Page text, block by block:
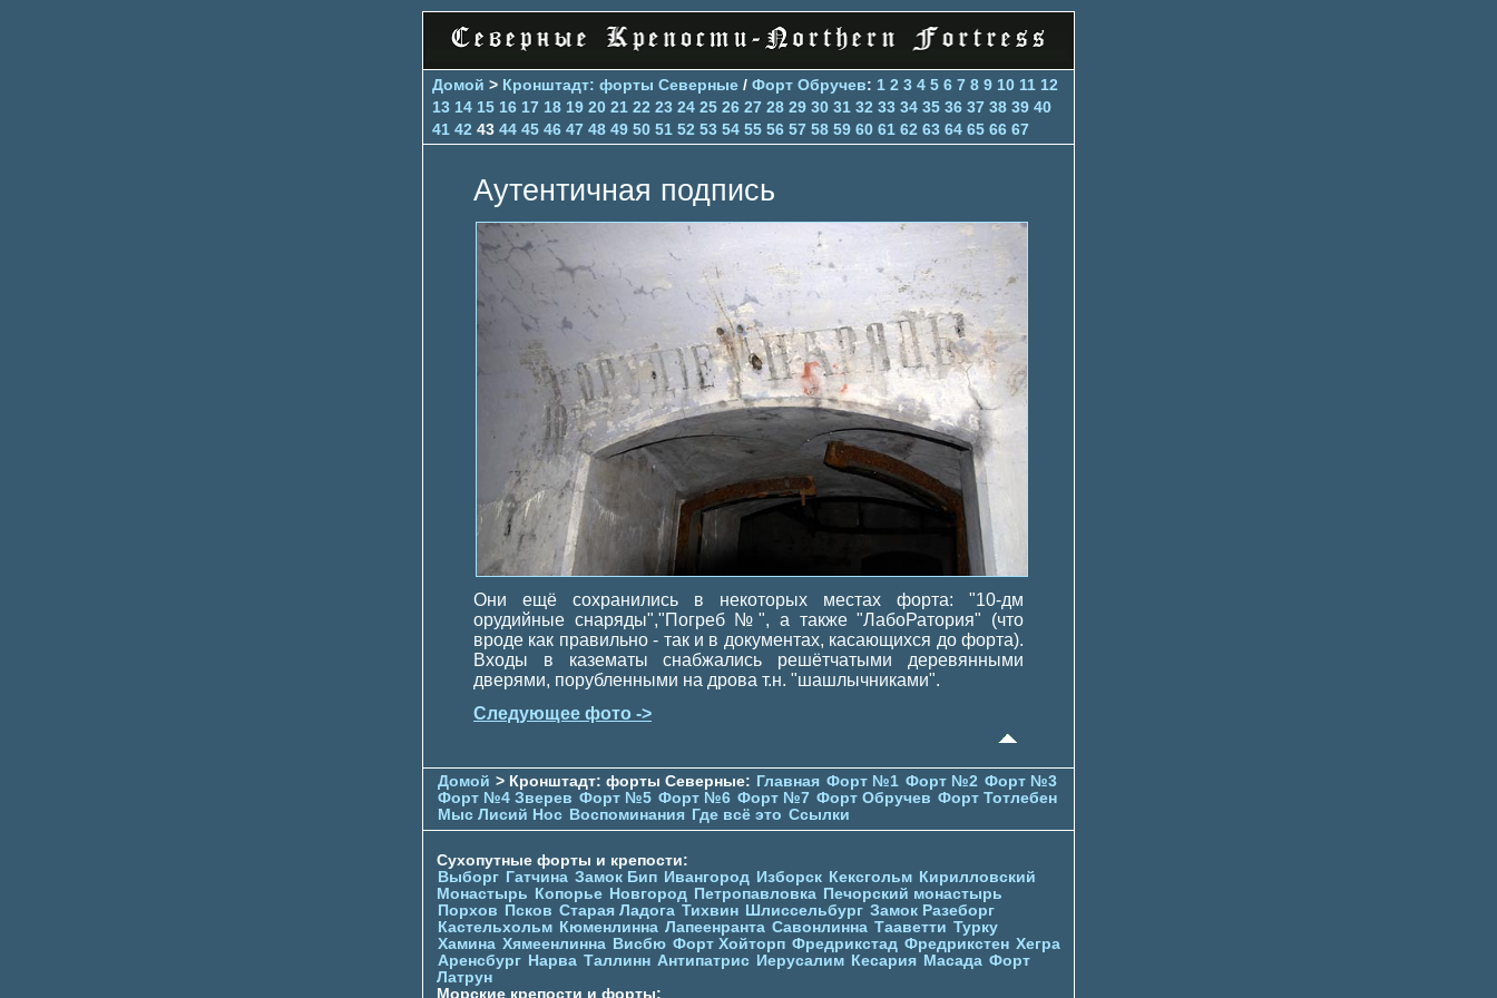
Домой > Кронштадт: форты Северные / Форт Обручев: 1 2 3 4 5 6 7 8 9 10 11 12
13 14 15 16 17 18 19 20 21 22 23 24 25 26 27 28 29 30 31 32 33 34 35 36 37 38 39 40
41 42 43 44 45 46 47 48 49 50 51 52 53 54 55 56 57 58 59 60 61 62 63 64 65 66 67
Аутентичная подпись
Они ещё сохранились в некоторых местах форта: "10-дм
орудийные снаряды","Погреб №", а также "ЛабоРатория" (что
вроде как правильно - так и в документах, касающихся до форта).
Входы в казематы снабжались решётчатыми деревянными
дверями, порубленными на дрова т.н. "шашлычниками".
Следующее фото ->
Домой > Кронштадт: форты Северные: Главная Форт №1 Форт №2 Форт №3
Форт №4 Зверев Форт №5 Форт №6 Форт №7 Форт Обручев Форт Тотлебен
Мыс Лисий Нос Воспоминания Где всё это Ссылки
Сухопутные форты и крепости:
Выборг Гатчина Замок Бип Ивангород Изборск Кексгольм Кирилловский
Монастырь
Копорье Новгород Петропавловка Печорcкий монастырь
Порхов
Псков Старая Ладога Тихвин Шлиссельбург Замок Разеборг
Кастельхольм Кюменлинна Лапеенранта Савонлинна Тааветти Турку
Хамина Хямеенлинна Висбю Форт Хойторп Фредрикстад Фредрикстен Хегра
Аренсбург Нарва Таллинн Антипатрис Иерусалим Кесария Масада Форт
Латрун
Морские крепости и форты: